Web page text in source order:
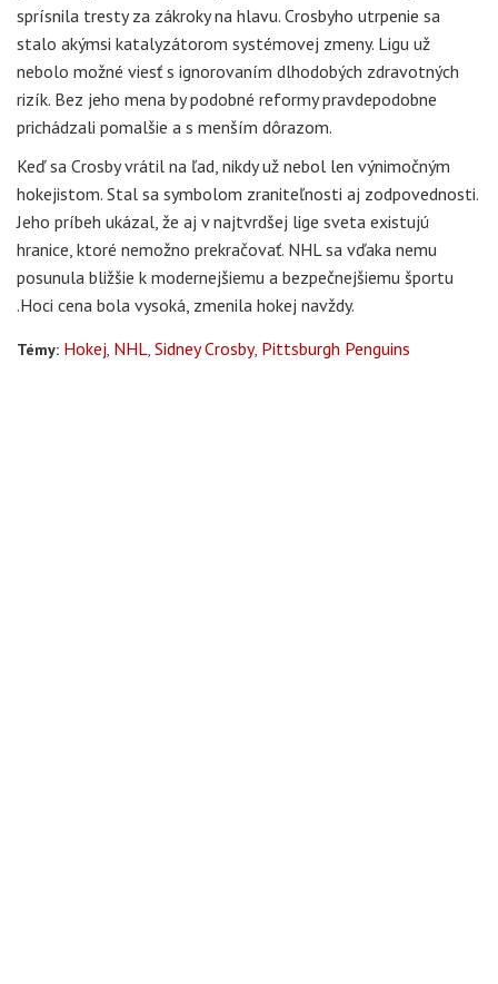
sprísnila tresty za zákroky na hlavu. Crosbyho utrpenie sa
stalo akýmsi katalyzátorom systémovej zmeny. Ligu už
nebolo možné viesť s ignorovaním dlhodobých zdravotných
rizík. Bez jeho mena by podobné reformy pravdepodobne
prichádzali pomalšie a s menším dôrazom.
Keď sa Crosby vrátil na ľad, nikdy už nebol len výnimočným
hokejistom. Stal sa symbolom zraniteľnosti aj zodpovednosti.
Jeho príbeh ukázal, že aj v najtvrdšej lige sveta existujú
hranice, ktoré nemožno prekračovať. NHL sa vďaka nemu
posunula bližšie k modernejšiemu a bezpečnejšiemu športu
.Hoci cena bola vysoká, zmenila hokej navždy.
Témy: Hokej NHL Sidney Crosby Pittsburgh Penguins